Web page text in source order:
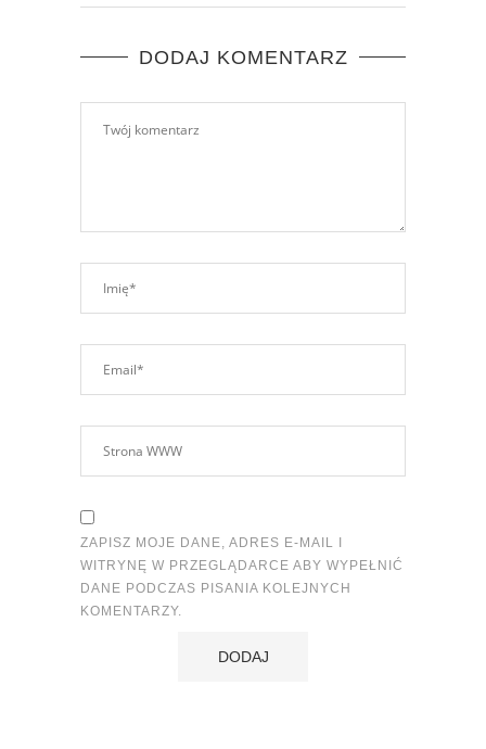
DODAJ KOMENTARZ
ZAPISZ MOJE DANE, ADRES E-MAIL I
WITRYNĘ W PRZEGLĄDARCE ABY WYPEŁNIĆ
DANE PODCZAS PISANIA KOLEJNYCH
KOMENTARZY.